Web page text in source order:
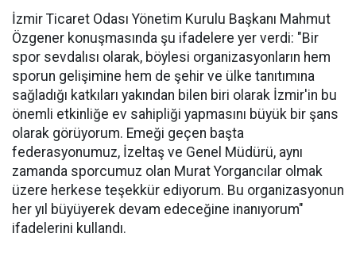
İzmir Ticaret Odası Yönetim Kurulu Başkanı Mahmut
Özgener konuşmasında şu ifadelere yer verdi: "Bir
spor sevdalısı olarak, böylesi organizasyonların hem
sporun gelişimine hem de şehir ve ülke tanıtımına
sağladığı katkıları yakından bilen biri olarak İzmir'in bu
önemli etkinliğe ev sahipliği yapmasını büyük bir şans
olarak görüyorum. Emeği geçen başta
federasyonumuz, İzeltaş ve Genel Müdürü, aynı
zamanda sporcumuz olan Murat Yorgancılar olmak
üzere herkese teşekkür ediyorum. Bu organizasyonun
her yıl büyüyerek devam edeceğine inanıyorum"
ifadelerini kullandı.